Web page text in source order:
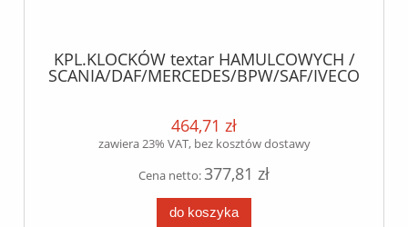
KPL.KLOCKÓW textar HAMULCOWYCH /
SCANIA/DAF/MERCEDES/BPW/SAF/IVECO/MAN
464,71 zł
zawiera 23% VAT, bez kosztów dostawy
Cena netto:377,81 zł
do koszyka